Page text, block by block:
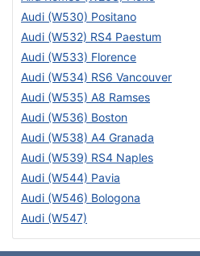
Audi (W530) Positano
Audi (W532) RS4 Paestum
Audi (W533) Florence
Audi (W534) RS6 Vancouver
Audi (W535) A8 Ramses
Audi (W536) Boston
Audi (W538) A4 Granada
Audi (W539) RS4 Naples
Audi (W544) Pavia
Audi (W546) Bologona
Audi (W547)